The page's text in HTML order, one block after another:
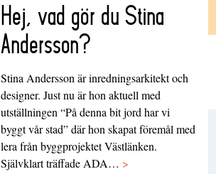
Hej, vad gör du Stina
Andersson?
Stina Andersson är inredningsarkitekt och
designer. Just nu är hon aktuell med
utställningen “På denna bit jord har vi
byggt vår stad” där hon skapat föremål med
lera från byggprojektet Västlänken.
Självklart träffade ADA… >